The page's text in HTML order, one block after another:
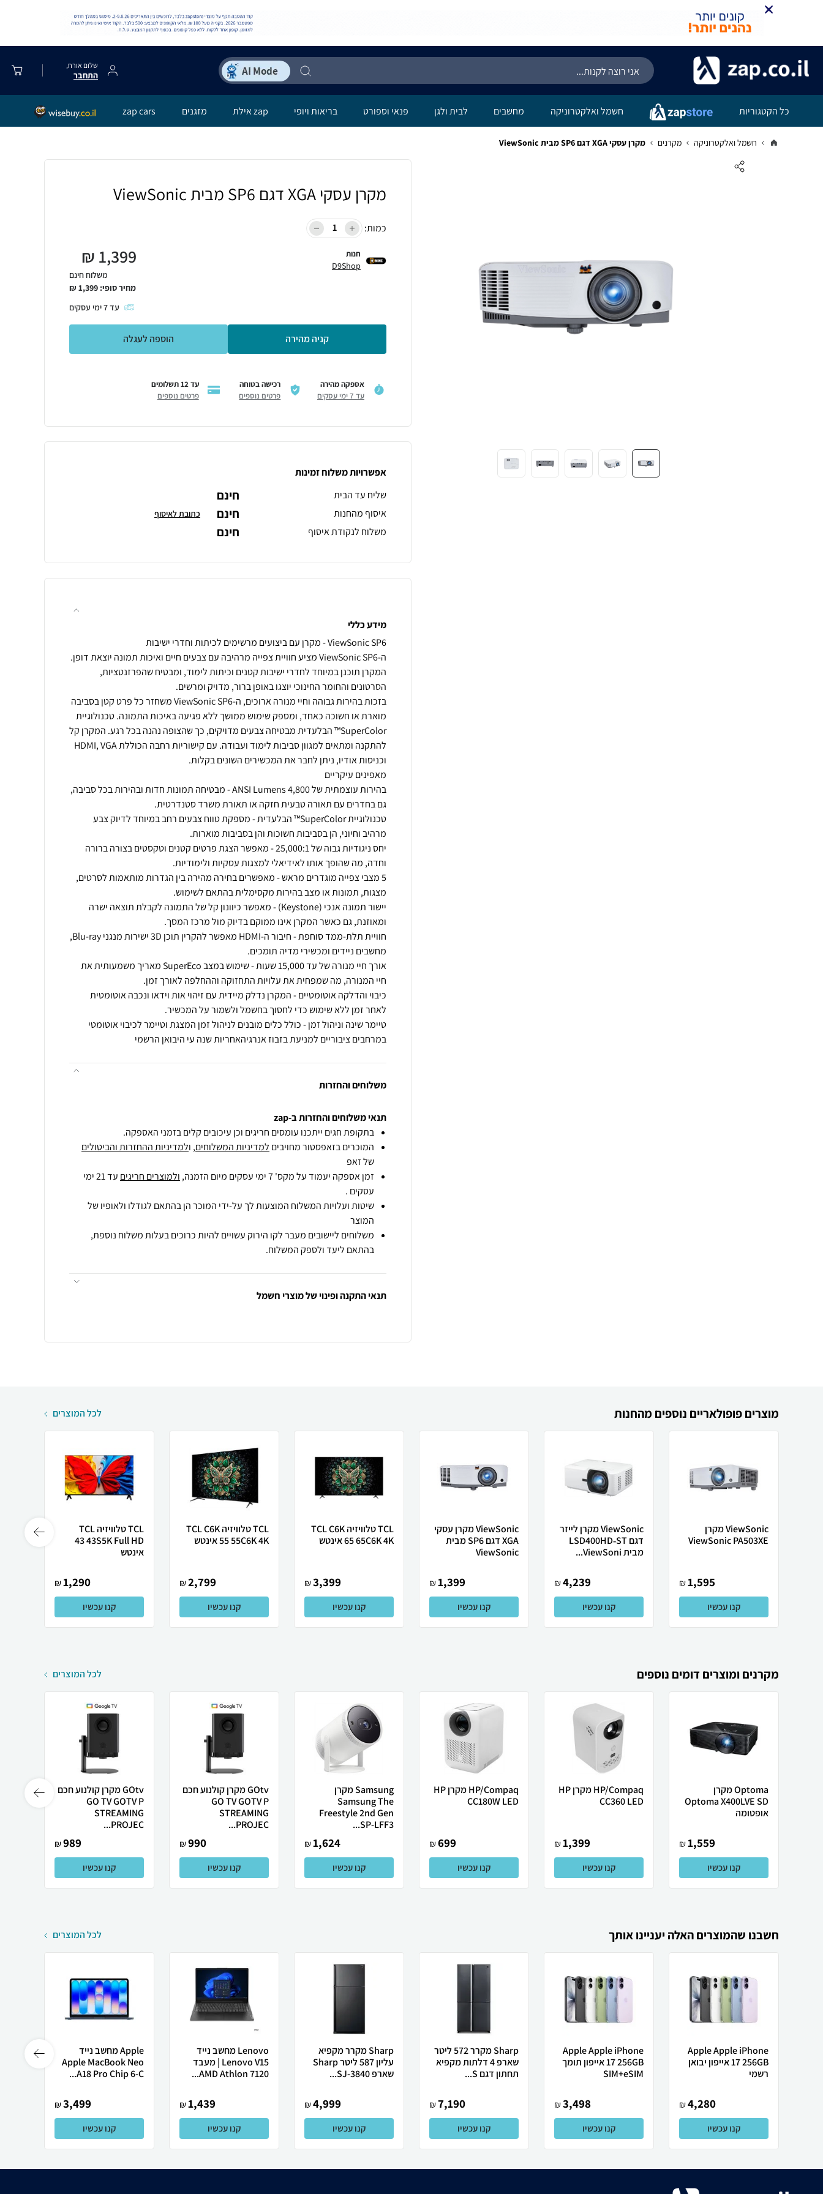
שלום אורח,
התחבר
כל הקטגוריות חשמל ואלקטרוניקה מחשבים לבית ולגן פנאי וספורט בריאות ויופי zap אילת מזגנים zap cars
חשמל ואלקטרוניקה מקרנים מקרן עסקי XGA דגם SP6 מבית ViewSonic
מקרן עסקי XGA דגם SP6 מבית ViewSonic
כמות:
חנות
D9Shop
1,399
₪
משלוח חינם
מחיר סופי: 1,399
₪
עד7ימי עסקים
קניה מהירה הוספה לעגלה
אספקה מהירה
עד 7 ימי עסקים
רכישה בטוחה
פרטים נוספים
עד 12 תשלומים
פרטים נוספים
אפשרויות משלוח זמינות
שליח עד הבית
חינם
איסוף מהחנות חינם כתובת לאיסוף
משלוח לנקודת איסוף חינם
מידע כללי
ה-ViewSonic SP6 מציע חוויית צפייה מרהיבה עם צבעים חיים ואיכות תמונה יוצאת דופן.
המקרן תוכנן במיוחד לחדרי ישיבות קטנים וכיתות לימוד, ומבטיח שהפרזנטציות,
בזכות בהירות גבוהה וחיי מנורה ארוכים, ה-ViewSonic SP6 משחזר כל פרט קטן בסביבה
מוארת או חשוכה כאחד, ומספק שימוש ממושך ללא פגיעה באיכות התמונה. טכנולוגיית
SuperColor™ הבלעדית מבטיחה צבעים מדויקים, כך שהצופה נהנה בכל רגע. המקרן קל
להתקנה ומתאים למגוון סביבות לימוד ועבודה. עם קישוריות רחבה הכוללת HDMI, VGA
בהירות עוצמתית של 4,800 ANSI Lumens - מבטיחה תמונות חדות ובהירות בכל סביבה,
טכנולוגיית SuperColor™ הבלעדית - מספקת טווח צבעים רחב במיוחד לדיוק צבע
יחס ניגודיות גבוה של 25,000:1 - מאפשר הצגת פרטים קטנים וטקסטים בצורה ברורה
5 מצבי צפייה מוגדרים מראש - מאפשרים בחירה מהירה בין הגדרות מותאמות לסרטים,
יישור תמונה אנכי (Keystone) - מאפשר כיוונון קל של התמונה לקבלת תוצאה ישרה
חוויית תלת-ממד סוחפת - חיבור ה-HDMI מאפשר להקרין תוכן 3D ישירות מנגני Blu-ray,
אורך חיי מנורה של עד 15,000 שעות - שימוש במצב SuperEco מאריך משמעותית את
כיבוי והדלקה אוטומטיים - המקרן נדלק מיידית עם זיהוי אות וידאו ונכבה אוטומטית
טיימר שינה וניהול זמן - כולל כלים מובנים לניהול זמן המצגת וטיימר לכיבוי אוטומטי
במרחבים ציבוריים למניעת בזבוז אנרגיהאחריות שנה עי היבואן הרשמי
משלוחים והחזרות
תנאי משלוחים והחזרות ב-zap
בתקופת חגים ייתכנו עומסים חריגים וכן עיכובים קלים בזמני האספקה.
המוכרים בזאפסטור מחויבים למדיניות המשלוחים, ולמדיניות ההחזרות והביטולים
של זאפ
זמן אספקה יעמוד על מקס' 7 ימי עסקים מיום הזמנה,
ולמוצרים חריגים
עד 21 ימי
עסקים .
שיטות ועלויות המשלוח המוצעות לך על-ידי המוכר הן בהתאם לגודלו ולאופיו של
המוצר
משלוחים ליישובים מעבר לקו הירוק עשויים להיות כרוכים בעלות משלוח נוספת,
בהתאם ליעד ולספק המשלוח.
תנאי התקנה ופינוי של מוצרי חשמל
מוצרים פופולאריים נוספים מהחנות לכל המוצרים
ViewSonic מקרן
ViewSonic PA503XE
1,595
₪
קנו עכשיו
ViewSonic מקרן לייזר
דגם LSD400HD‑ST
מבית ViewSoni...
4,239
₪
קנו עכשיו
ViewSonic מקרן עסקי
XGA דגם SP6 מבית
ViewSonic
1,399
₪
קנו עכשיו
TCL טלוויזיה TCL C6K
65C6K 4K ‏65 ‏אינטש
3,399
₪
קנו עכשיו
TCL טלוויזיה TCL C6K
55C6K 4K ‏55 ‏אינטש
2,799
₪
קנו עכשיו
TCL טלוויזיה TCL
43S5K Full HD ‏43
‏אינטש
1,290
₪
קנו עכשיו
מקרנים ומוצרים דומים נוספים לכל המוצרים
Optoma מקרן
Optoma X400LVE SD
אופטומה
1,559
₪
קנו עכשיו
HP/Compaq מקרן HP
CC360 LED
1,399
₪
קנו עכשיו
HP/Compaq מקרן HP
CC180W LED
699
₪
קנו עכשיו
Samsung מקרן
Samsung The
Freestyle 2nd Gen
SP-LFF3...
1,624
₪
קנו עכשיו
GOtv מקרן קולנוע חכם
GO TV GOTV P
STREAMING
PROJEC...
990
₪
קנו עכשיו
GOtv מקרן קולנוע חכם
GO TV GOTV P
STREAMING
PROJEC...
989
₪
קנו עכשיו
חשבנו שהמוצרים האלה יעניינו אותך לכל המוצרים
Apple Apple iPhone
17 256GB אייפון יבואן
רשמי
4,280
₪
קנו עכשיו
Apple Apple iPhone
17 256GB אייפון תומך
SIM+eSIM
3,498
₪
קנו עכשיו
Sharp מקרר 572 ליטר
שארפ 4 דלתות מקפיא
תחתון דגם S...
7,190
₪
קנו עכשיו
Sharp מקרר מקפיא
עליון 587 ליטר Sharp
שארפ SJ-3840...
4,999
₪
קנו עכשיו
Lenovo מחשב נייד
Lenovo V15 | מעבד
AMD Athlon 7120...
1,439
₪
קנו עכשיו
Apple מחשב נייד
Apple MacBook Neo
A18 Pro Chip 6-C...
3,499
₪
קנו עכשיו